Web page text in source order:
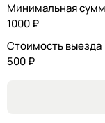
Минимальная
1000 ₽
Стоимость выезда
500 ₽